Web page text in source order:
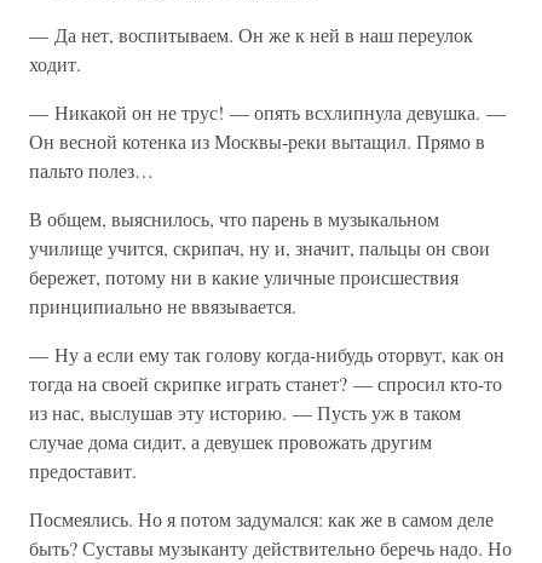
— Да нет, воспитываем. Он же к ней в наш переулок
ходит.
— Никакой он не трус! — опять всхлипнула девушка. —
Он весной котенка из Москвы-реки вытащил. Прямо в
пальто полез…
В общем, выяснилось, что парень в музыкальном
училище учится, скрипач, ну и, значит, пальцы он свои
бережет, потому ни в какие уличные происшествия
принципиально не ввязывается.
— Ну а если ему так голову когда-нибудь оторвут, как он
тогда на своей скрипке играть станет? — спросил кто-то
из нас, выслушав эту историю. — Пусть уж в таком
случае дома сидит, а девушек провожать другим
предоставит.
Посмеялись. Но я потом задумался: как же в самом деле
быть? Суставы музыканту действительно беречь надо. Но